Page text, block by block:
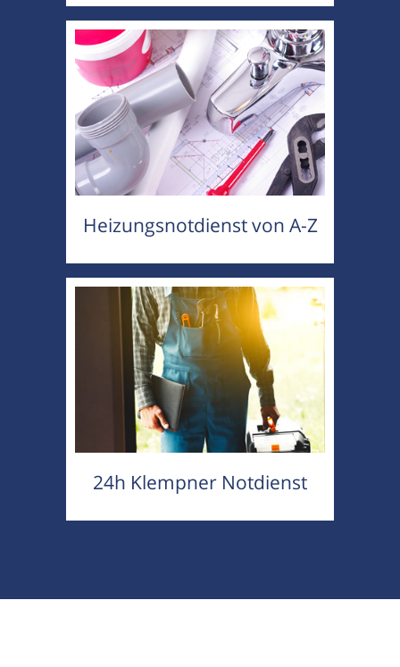
Heizungsnotdienst von A-Z
24h Klempner Notdienst